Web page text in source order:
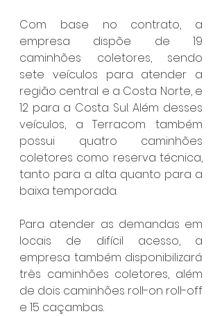
Com base no contrato, a
empresa dispõe de 19
caminhões coletores, sendo
sete veículos para atender a
região central e a Costa Norte, e
12 para a Costa Sul. Além desses
veículos, a Terracom também
possui quatro caminhões
coletores como reserva técnica,
tanto para a alta quanto para a
baixa temporada.
Para atender as demandas em
locais de difícil acesso, a
empresa também disponibilizará
três caminhões coletores, além
de dois caminhões roll-on roll-off
e 15 caçambas.